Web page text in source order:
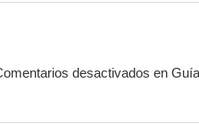
desactivados en